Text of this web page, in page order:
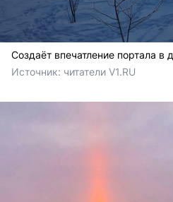
Создаёт впечатление портала в
Источник: читатели V1.RU